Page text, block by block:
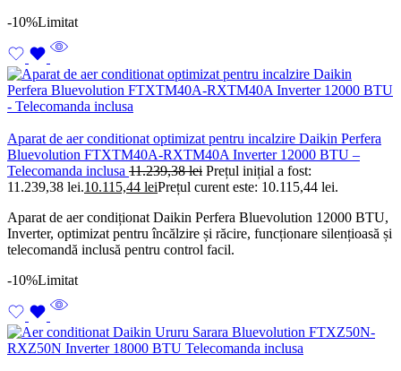
-10%Limitat
Aparat de aer conditionat optimizat pentru incalzire Daikin Perfera
Bluevolution FTXTM40A-RXTM40A Inverter 12000 BTU –
Telecomanda inclusa 11.239,38lei Prețul inițial a fost:
11.239,38 lei.10.115,44 leiPrețul curent este: 10.115,44 lei.
Aparat de aer condiționat Daikin Perfera Bluevolution 12000 BTU,
Inverter, optimizat pentru încălzire și răcire, funcționare silențioasă și
telecomandă inclusă pentru control facil.
-10%Limitat